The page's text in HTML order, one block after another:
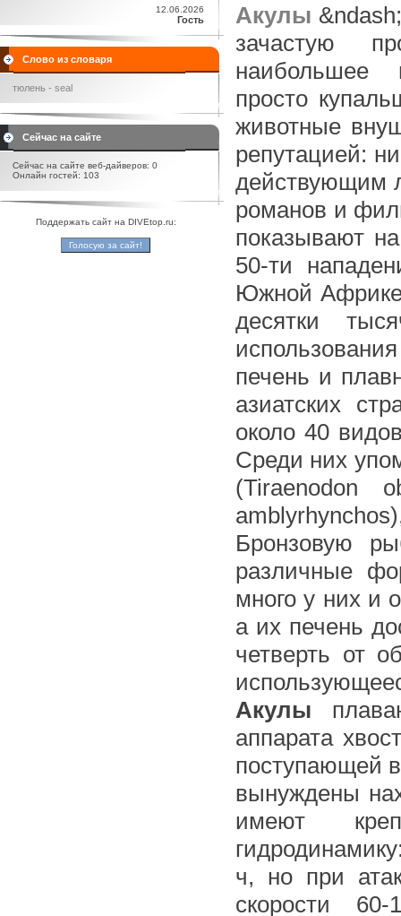
12.06.2026
Гость
Слово из словаря
тюлень - seal
Сейчас на сайте
Сейчас на сайте веб-дайверов: 0
Онлайн гостей: 103
Поддержать сайт на DIVEtop.ru:
Акулы
зачастую
наибольшее
просто
животные
репутацией:
действующим
романов и
показывают
50-ти
Южной
десятки
печень и
азиатских
около 40
Среди них
(Tiraenodon
Бронзовую
различные
много у них и
а их печень
четверть от
Акулы
аппарата
поступающей
вынуждены
имеют
ч, но при
скорости